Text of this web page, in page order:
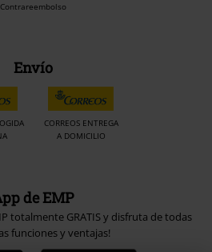
Contrareembolso
Envío
CORREOS ENTREGA
A DOMICILIO
de EMP
totalmente GRATIS y disfruta de todas
funciones y ventajas!